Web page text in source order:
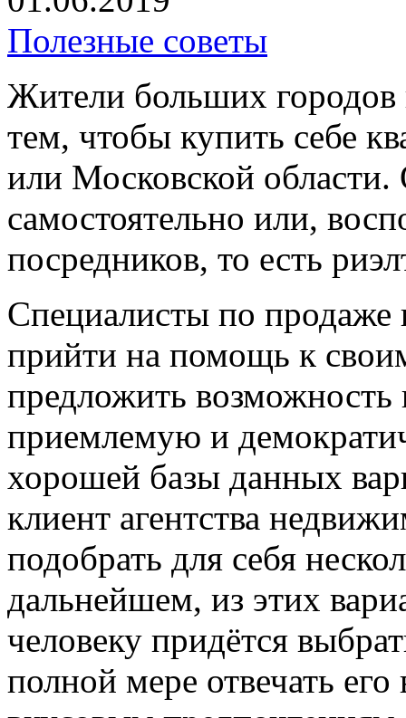
Полезные советы
Жители больших городов
тем, чтобы купить себе
или Московской области.
самостоятельно или,
посредников, то есть
Специалисты по продаже
прийти на помощь к
предложить возможность
приемлемую и
хорошей базы данных
клиент агентства
подобрать для себя
дальнейшем, из этих
человеку придётся
полной мере отвечать